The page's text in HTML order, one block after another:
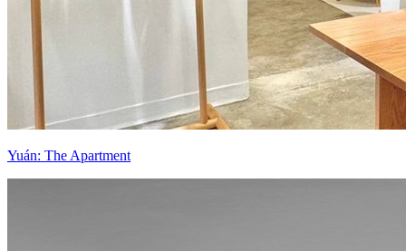
Yuán: The Apartment